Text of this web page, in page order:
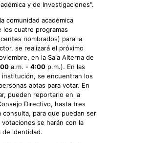
y de Investigaciones".
comunidad académica
los cuatro programas
nombrados) para la
se realizará el próximo
en la Sala Alterna de
a.m. - 4:00 p.m.). En las
institución, se encuentran los
aptas para votar. En
pueden reportarlo en la
Directivo, hasta tres
consulta, para que puedan ser
votaciones se harán con la
de identidad.